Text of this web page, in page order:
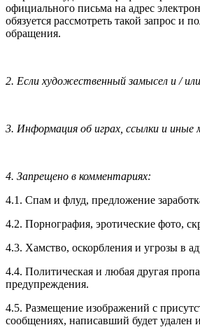
официального письма на адрес
обязуется рассмотреть такой запрос
обращения.
2. Если художественный замысел и /
3. Информация об играх, ссылки и
4. Запрещено в комментариях:
4.1. Спам и флуд, предложение
4.2. Порнография, эротические фото,
4.3. Хамство, оскорбления и угрозы в
4.4. Политическая и любая другая
предупреждения.
4.5. Размещение изображений с
сообщениях, написавший будет удален